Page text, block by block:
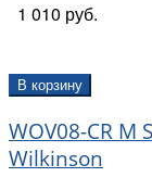
1 010 руб.
В корзину
WOV08-CR
Wilkinson